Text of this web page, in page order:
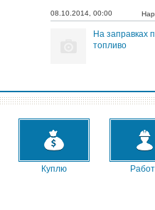
08.10.2014, 00:00
На заправках
топливо
Куплю